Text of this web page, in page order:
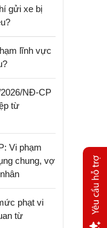
gửi xe bị
lĩnh vực
NĐ-CP
từ
Vi phạm
chung, vợ
phạt vi
từ